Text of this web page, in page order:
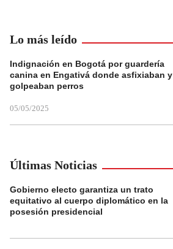
Lo más leído
Indignación en Bogotá por guardería
canina en Engativá donde asfixiaban y
golpeaban perros
05/05/2025
Últimas Noticias
Gobierno electo garantiza un trato
equitativo al cuerpo diplomático en la
posesión presidencial